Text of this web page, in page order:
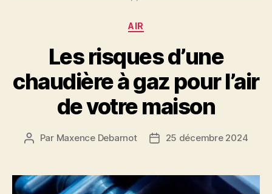
Catégories
AIR
Les risques d’une
chaudière à gaz pour l’air
de votre maison
Auteur
Par Maxence Debarnot
Date25 décembre 2024